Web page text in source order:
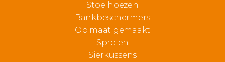
Stoelhoezen
Bankbeschermers
Op maat gemaakt
Spreien
Sierkussens